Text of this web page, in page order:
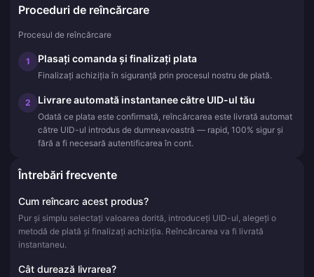
Proceduri de reîncărcare
Procesul de reîncărcare
1 Plasați comanda și finalizați plata
Finalizați achiziția în siguranță prin procesul nostru de plată.
2 Livrare automată instantanee către UID-ul tău
Odată ce plata este confirmată, reîncărcarea este livrată automat
către UID-ul introdus de dumneavoastră — rapid, 100% sigur și
fără a fi necesară autentificarea în cont.
Întrebări frecvente
Cum reîncarc acest produs?
Pur și simplu selectați valoarea dorită, introduceți UID-ul, alegeți o
metodă de plată și finalizați achiziția. Reîncărcarea va fi livrată
instantaneu.
Cât durează livrarea?